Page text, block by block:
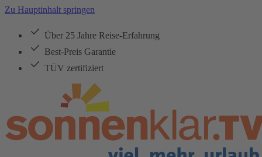
Zu Hauptinhalt springen
Über 25 Jahre Reise-Erfahrung
Best-Preis Garantie
TÜV zertifiziert